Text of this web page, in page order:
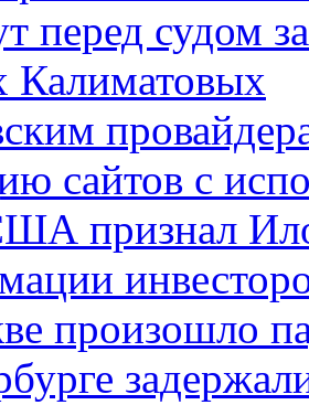
перед судом
Калиматовых
сайтов с
признал
произошло